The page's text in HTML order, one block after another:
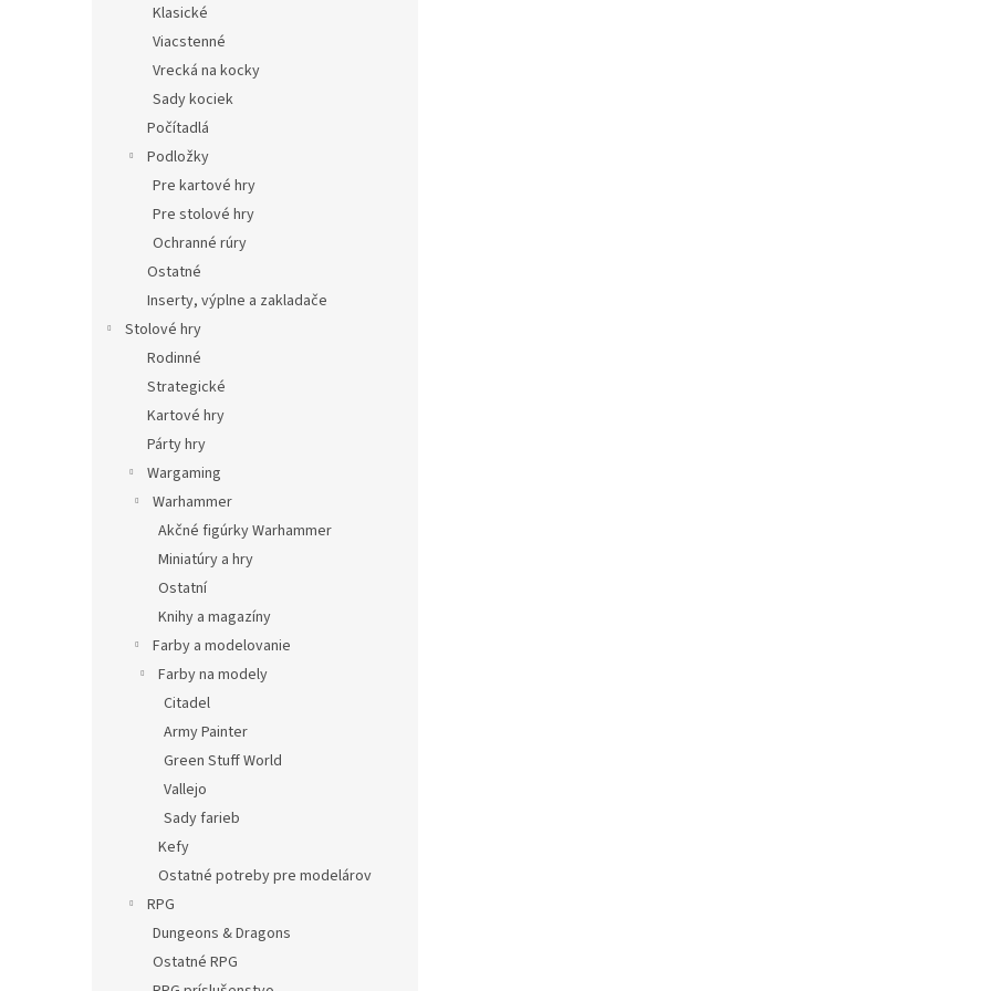
Klasické
Viacstenné
Vrecká na kocky
Sady kociek
Počítadlá
Podložky
Pre kartové hry
Pre stolové hry
Ochranné rúry
Ostatné
Inserty, výplne a zakladače
Stolové hry
Rodinné
Strategické
Kartové hry
Párty hry
Wargaming
Warhammer
Akčné figúrky Warhammer
Miniatúry a hry
Ostatní
Knihy a magazíny
Farby a modelovanie
Farby na modely
Citadel
Army Painter
Green Stuff World
Vallejo
Sady farieb
Kefy
Ostatné potreby pre modelárov
RPG
Dungeons & Dragons
Ostatné RPG